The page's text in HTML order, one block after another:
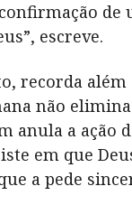
de
escreve.
recorda além
não
anula a ação
em que
a pede